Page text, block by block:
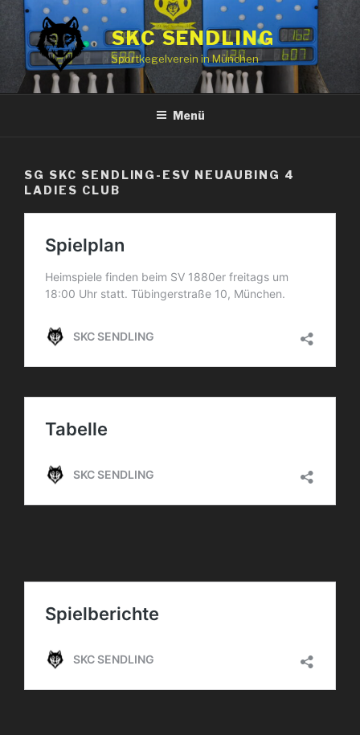
springen
SKC SENDLING
Sportkegelverein in München
Menü
SG SKC SENDLING-ESV NEUAUBING 4
LADIES CLUB